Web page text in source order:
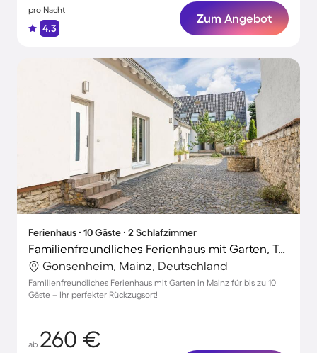
pro Nacht
4.3
Zum Angebot
Ferienhaus ∙ 10 Gäste ∙ 2 Schlafzimmer
Familienfreundliches Ferienhaus mit Garten, Terrasse und Grill | Haustiere erlaubt
Gonsenheim, Mainz, Deutschland
Familienfreundliches Ferienhaus mit Garten in Mainz für bis zu 10
Gäste – Ihr perfekter Rückzugsort!
ab 260 €